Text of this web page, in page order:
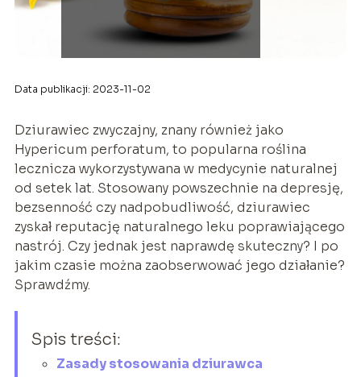
Data publikacji: 2023-11-02
Dziurawiec zwyczajny, znany również jako
Hypericum perforatum, to popularna roślina
lecznicza wykorzystywana w medycynie naturalnej
od setek lat. Stosowany powszechnie na depresję,
bezsenność czy nadpobudliwość, dziurawiec
zyskał reputację naturalnego leku poprawiającego
nastrój. Czy jednak jest naprawdę skuteczny? I po
jakim czasie można zaobserwować jego działanie?
Sprawdźmy.
Spis treści:
Zasady stosowania dziurawca